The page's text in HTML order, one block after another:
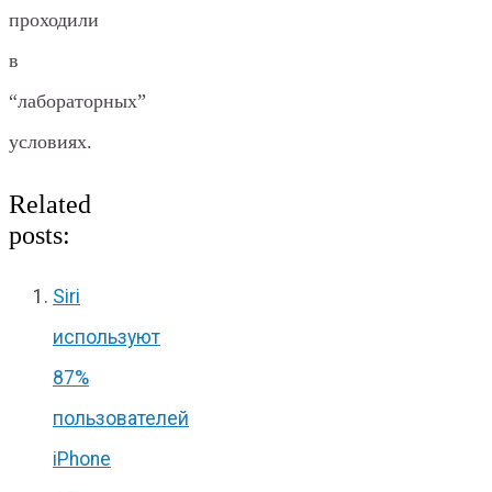
проходили
в
“лабораторных”
условиях.
Related
posts:
Siri
используют
87%
пользователей
iPhone